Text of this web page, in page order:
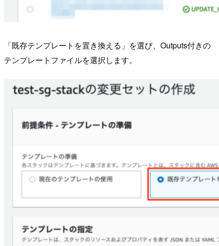
「既存テンプレートを置き換える」を選び、Outputs付きの
テンプレートファイルを選択します。